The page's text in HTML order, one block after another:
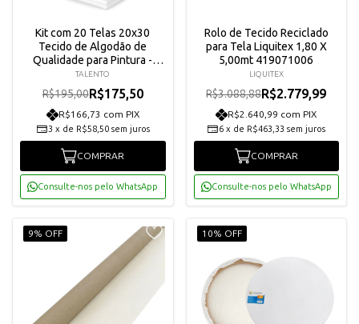
Kit com 20 Telas 20x30
Tecido de Algodão de
Qualidade para Pintura -
Talento
TALENTO
R$195,00R$175,50
R$166,73 com PIX
3 x de R$58,50 sem juros
COMPRAR
Consulte-nos pelo WhatsApp
Rolo de Tecido Reciclado
para Tela Liquitex 1,80 X
5,00mt 419071006
LIQUITEX
R$3.088,88R$2.779,99
R$2.640,99 com PIX
6 x de R$463,33 sem juros
COMPRAR
Consulte-nos pelo WhatsApp
9% OFF 10% OFF